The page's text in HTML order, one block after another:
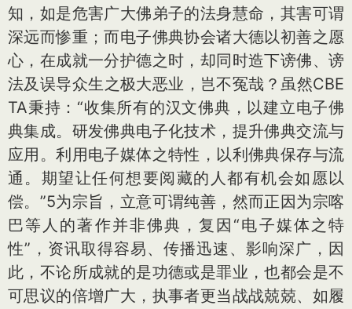
知，如是危害广大佛弟子的法身慧命，其害可谓
深远而惨重；而电子佛典协会诸大德以初善之愿
心，在成就一分护德之时，却同时造下谤佛、谤
法及误导众生之极大恶业，岂不冤哉？虽然CBE
TA秉持：“收集所有的汉文佛典，以建立电子佛
典集成。研发佛典电子化技术，提升佛典交流与
应用。利用电子媒体之特性，以利佛典保存与流
通。期望让任何想要阅藏的人都有机会如愿以
偿。”5为宗旨，立意可谓纯善，然而正因为宗喀
巴等人的著作并非佛典，复因“电子媒体之特
性”，资讯取得容易、传播迅速、影响深广，因
此，不论所成就的是功德或是罪业，也都会是不
可思议的倍增广大，执事者更当战战兢兢、如履